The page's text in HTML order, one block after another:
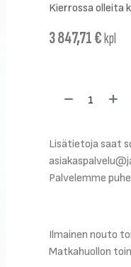
Kierrossa olleita
3 847,71€kpl
Lisätietoja saat
Palvelemme
Ilmainen nouto
Matkahuollon